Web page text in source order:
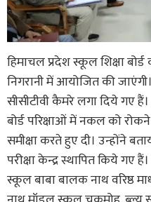
हिमाचल प्रदेश स्कूल शिक्षा बोर्ड
निगरानी में आयोजित की
सीसीटीवी कैमरे लगा दिये गए
बोर्ड परिक्षाओं में नकल को
समीक्षा करते हुए दी। उन्होंने
परीक्षा केन्द्र स्थापित किये गए
स्कूल बाबा बालक नाथ वरिष्ठ